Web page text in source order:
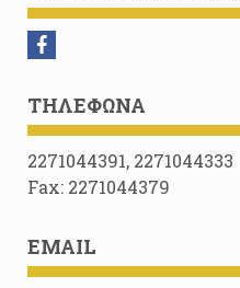
ΤΗΛΈΦΩΝΑ
2271044391, 2271044333
Fax: 2271044379
EMAIL